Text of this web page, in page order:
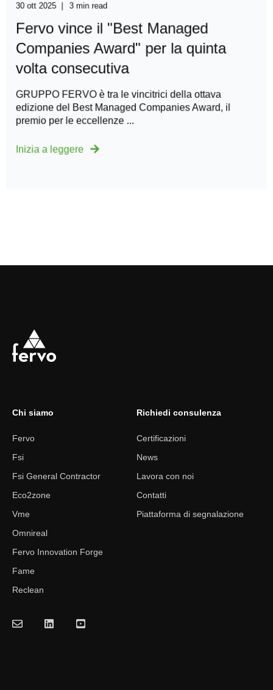
30 ott 2025 3 min read
Fervo vince il "Best Managed
Companies Award" per la quinta
volta consecutiva
GRUPPO FERVO è tra le vincitrici della ottava
edizione del Best Managed Companies Award, il
premio per le eccellenze ...
Inizia a leggere
Chi siamo
Fervo
Fsi
Fsi General Contractor
Eco2zone
Vme
Omnireal
Fervo Innovation Forge
Fame
Reclean
Richiedi consulenza
Certificazioni
News
Lavora con noi
Contatti
Piattaforma di segnalazione